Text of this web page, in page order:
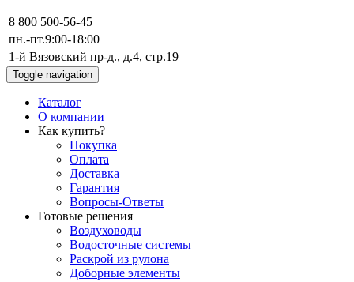
8 800 500-56-45
пн.-пт.9:00-18:00
1-й Вязовский пр-д., д.4, стр.19
Toggle navigation
Каталог
О компании
Как купить?
Покупка
Оплата
Доставка
Гарантия
Вопросы-Ответы
Готовые решения
Воздуховоды
Водосточные системы
Раскрой из рулона
Доборные элементы